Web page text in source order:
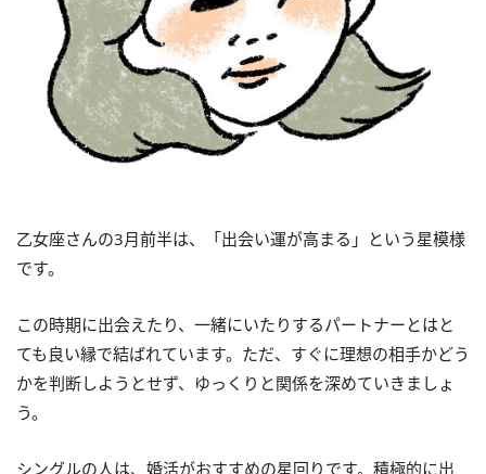
乙女座さんの3月前半は、「出会い運が高まる」という星模様
です。
この時期に出会えたり、一緒にいたりするパートナーとはと
ても良い縁で結ばれています。ただ、すぐに理想の相手かどう
かを判断しようとせず、ゆっくりと関係を深めていきましょ
う。
シングルの人は、婚活がおすすめの星回りです。積極的に出